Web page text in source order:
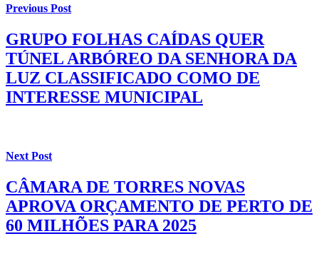
Previous Post
GRUPO FOLHAS CAÍDAS QUER
TÚNEL ARBÓREO DA SENHORA DA
LUZ CLASSIFICADO COMO DE
INTERESSE MUNICIPAL
Next Post
CÂMARA DE TORRES NOVAS
APROVA ORÇAMENTO DE PERTO DE
60 MILHÕES PARA 2025